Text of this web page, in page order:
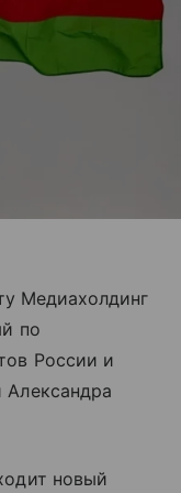
Медиахолдинг
по
России и
новый